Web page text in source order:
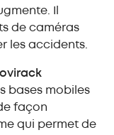
Il
de caméras
les accidents.
bases mobiles
façon
qui permet de